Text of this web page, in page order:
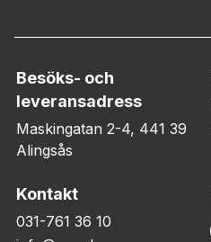
Besöks- och
leveransadress
Maskingatan 2-4, 441 39
Alingsås
Kontakt
031-761 36 10